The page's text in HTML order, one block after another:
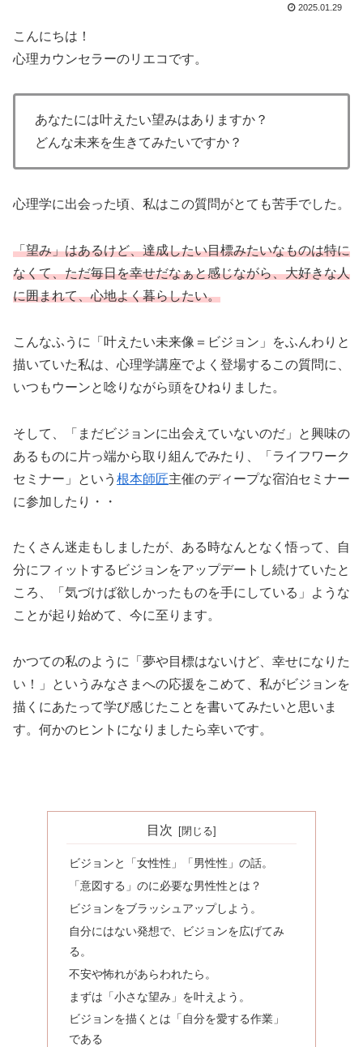
2025.01.29
こんにちは！
心理カウンセラーのリエコです。
あなたには叶えたい望みはありますか？
どんな未来を生きてみたいですか？
心理学に出会った頃、私はこの質問がとても苦手でした。
「望み」はあるけど、達成したい目標みたいなものは特に
なくて、ただ毎日を幸せだなぁと感じながら、大好きな人
に囲まれて、心地よく暮らしたい。
こんなふうに「叶えたい未来像＝ビジョン」をふんわりと
描いていた私は、心理学講座でよく登場するこの質問に、
いつもウーンと唸りながら頭をひねりました。
そして、「まだビジョンに出会えていないのだ」と興味の
あるものに片っ端から取り組んでみたり、「ライフワーク
セミナー」という 根本師匠主催のディープな宿泊セミナー
に参加したり・・
たくさん迷走もしましたが、ある時なんとなく悟って、自
分にフィットするビジョンをアップデートし続けていたと
ころ、「気づけば欲しかったものを手にしている」ような
ことが起り始めて、今に至ります。
かつての私のように「夢や目標はないけど、幸せになりた
い！」というみなさまへの応援をこめて、私がビジョンを
描くにあたって学び感じたことを書いてみたいと思いま
す。何かのヒントになりましたら幸いです。
目次
ビジョンと「女性性」「男性性」の話。
「意図する」のに必要な男性性とは？
ビジョンをブラッシュアップしよう。
自分にはない発想で、ビジョンを広げてみ
る。
不安や怖れがあらわれたら。
まずは「小さな望み」を叶えよう。
ビジョンを描くとは「自分を愛する作業」
である